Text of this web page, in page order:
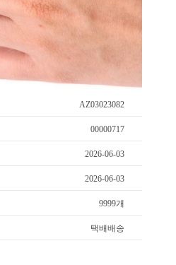
AZ03023082
00000717
2026-06-03
2026-06-03
9999개
택배배송